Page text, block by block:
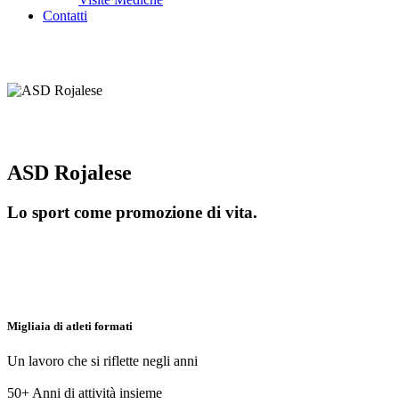
Contatti
ASD Rojalese
Lo sport come promozione di vita.
Migliaia di atleti formati
Un lavoro che si riflette negli anni
50+ Anni di attività insieme